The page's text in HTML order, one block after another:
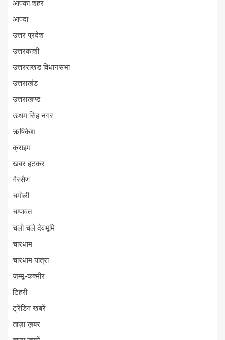
आपका शहर
आपदा
उत्तर प्रदेश
उत्तरकाशी
उत्तरराखंड विधानसभा
उत्तराखंड
उत्तराखण्ड
ऊधम सिंह नगर
ऋषिकेश
क्राइम
खबर हटकर
गैरसैण
चमोली
चम्पावत
चलो चले देवभूमि
चारधाम
चारधाम यात्रा
जम्मू-कश्मीर
टिहरी
ट्रेंडिंग खबरें
ताज़ा ख़बर